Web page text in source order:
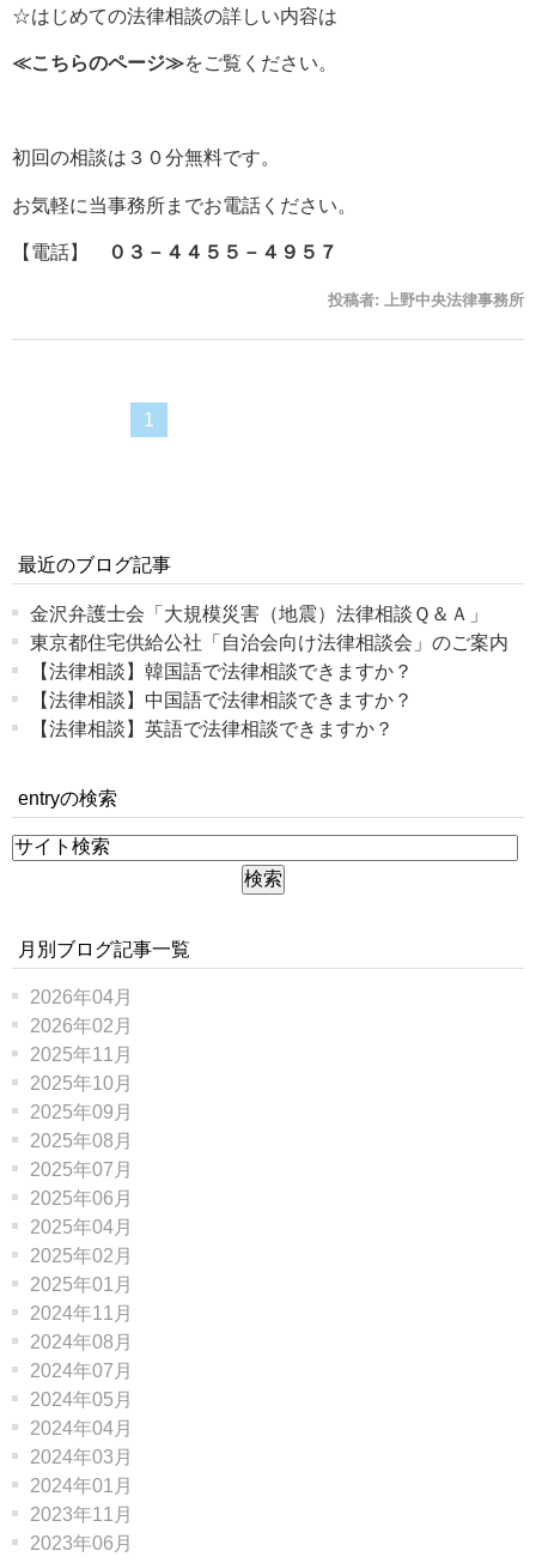
☆はじめての法律相談の詳しい内容は
≪こちらのページ≫をご覧ください。
初回の相談は３０分無料です。
お気軽に当事務所までお電話ください。
【電話】 ０３－４４５５－４９５７
投稿者: 上野中央法律事務所
1
最近のブログ記事
金沢弁護士会「大規模災害（地震）法律相談Ｑ＆Ａ」
東京都住宅供給公社「自治会向け法律相談会」のご案内
【法律相談】韓国語で法律相談できますか？
【法律相談】中国語で法律相談できますか？
【法律相談】英語で法律相談できますか？
entryの検索
月別ブログ記事一覧
2026年04月
2026年02月
2025年11月
2025年10月
2025年09月
2025年08月
2025年07月
2025年06月
2025年04月
2025年02月
2025年01月
2024年11月
2024年08月
2024年07月
2024年05月
2024年04月
2024年03月
2024年01月
2023年11月
2023年06月